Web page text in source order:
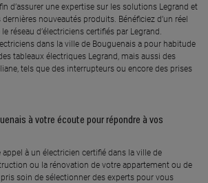
En savoir plus
À 24.8 km km
LOUERAT ROGER
En savoir plus
À 26.4 km km
d’assurer une expertise sur les solutions Legrand et
nouveautés produits. Bénéficiez d’un réel
réseau d’électriciens certifiés par Legrand.
dans la ville de Bouguenais a pour habitude
tableaux électriques Legrand, mais aussi des
tels que des interrupteurs ou encore des prises
à votre écoute pour répondre à vos
à un électricien certifié dans la ville de
ou la rénovation de votre appartement ou de
soin de sélectionner des experts pour vous